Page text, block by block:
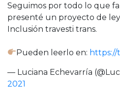
Seguimos por todo lo que
presenté un proyecto de
Inclusión travesti trans⁣.
Pueden leerlo en: https://
— Luciana Echevarría
2021